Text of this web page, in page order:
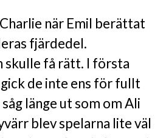
när Emil berättat
fjärdedel.
skulle få rätt. I första
de inte ens för fullt
länge ut som om Ali
blev spelarna lite väl